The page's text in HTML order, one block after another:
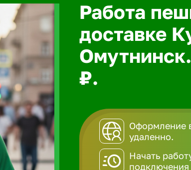
Работа
доставке
₽.
Оформление
удаленно.
Начать
подключения